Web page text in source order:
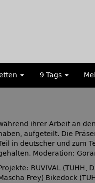
9 Tags
ihrer Arbeit an
aufgeteilt. Die
in deutscher und zum
Moderation:
RUVIVAL (TUHH,
Frey) Bikedock